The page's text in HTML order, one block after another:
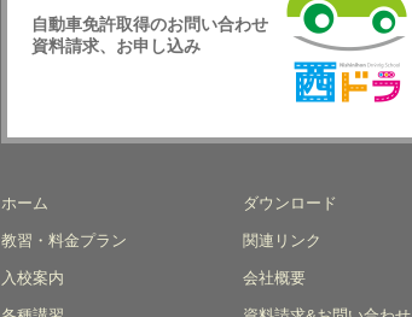
自動車免許取得のお問い合わせ
資料請求、お申し込み
校
ホーム
教習・料金プラン
入校案内
ダウンロード
関連リンク
会社概要